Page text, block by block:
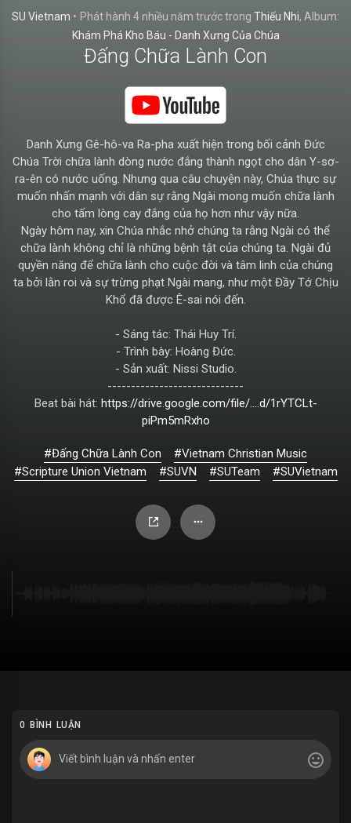
SU Vietnam • Phát hành 4 nhiều năm trướctrong Thiếu Nhi, Album:
Khám Phá Kho Báu - Danh Xưng Của Chúa
Đấng Chữa Lành Con
Danh Xưng Gê-hô-va Ra-pha xuất hiện trong bối cảnh Đức
Chúa Trời chữa lành dòng nước đắng thành ngọt cho dân Y-sơ-
ra-ên có nước uống. Nhưng qua câu chuyện này, Chúa thực sự
muốn nhấn mạnh với dân sự rằng Ngài mong muốn chữa lành
cho tấm lòng cay đắng của họ hơn như vậy nữa.
Ngày hôm nay, xin Chúa nhắc nhở chúng ta rằng Ngài có thể
chữa lành không chỉ là những bệnh tật của chúng ta. Ngài đủ
quyền năng để chữa lành cho cuộc đời và tâm linh của chúng
ta bởi lằn roi và sự trừng phạt Ngài mang, như một Đầy Tớ Chịu
Khổ đã được Ê-sai nói đến.
- Sáng tác: Thái Huy Trí.
- Trình bày: Hoàng Đức.
- Sản xuất: Nissi Studio.
-----------------------------
Beat bài hát: https://drive.google.com/file/....d/1rYTCLt-
piPm5mRxho
#Đấng Chữa Lành Con
#Vietnam Christian Music
#Scripture Union Vietnam
#SUVN #SUTeam #SUVietnam
0 BÌNH LUẬN